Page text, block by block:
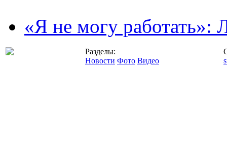
«Я не могу работать»:
Разделы:
Новости Фото Видео